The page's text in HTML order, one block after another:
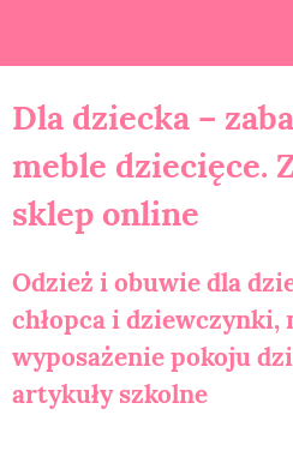
Dla dziecka –
meble dziecięce.
sklep online
Odzież i obuwie dla
chłopca i dziewczynki,
wyposażenie pokoju
artykuły szkolne